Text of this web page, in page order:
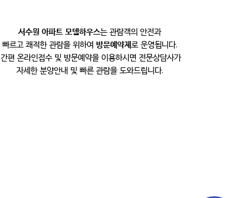
서수원 아파트 모델하우스는 관람객의 안전과
빠르고 쾌적한 관람을 위하여 방문예약제로 운영됩니다.
간편 온라인접수 및 방문예약을 이용하시면 전문상담사가
자세한 분양안내 및 빠른 관람을 도와드립니다.